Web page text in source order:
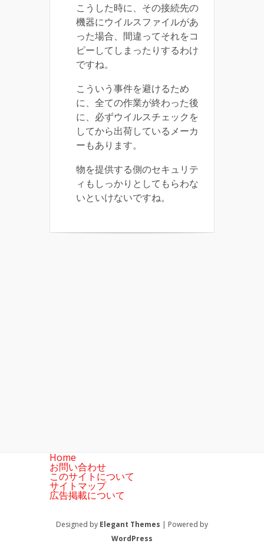
こうした時に、その接続先の
機器にウイルスファイルがあ
った場合、間違ってそれをコ
ピーしてしまったりするわけ
ですね。
こういう事件を避けるため
に、全ての作業が終わった後
に、必ずウイルスチェックを
してから出荷しているメーカ
ーもあります。
物を提供する側のセキュリテ
ィもしっかりとしてもらわな
いといけないですね。
Home
お問い合わせ
このサイトについて
サイトマップ
広告掲載について
Designed by Elegant Themes | Powered by
WordPress